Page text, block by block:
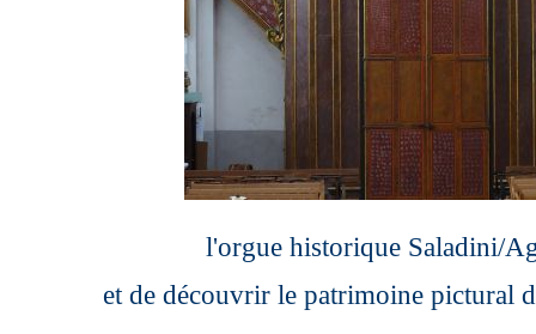
l'orgue historique Saladini/
et de découvrir le patrimoine pictural